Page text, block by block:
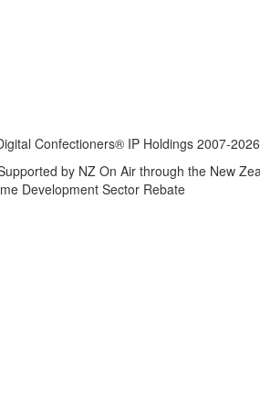
Confectioners® IP Holdings 2007-2026